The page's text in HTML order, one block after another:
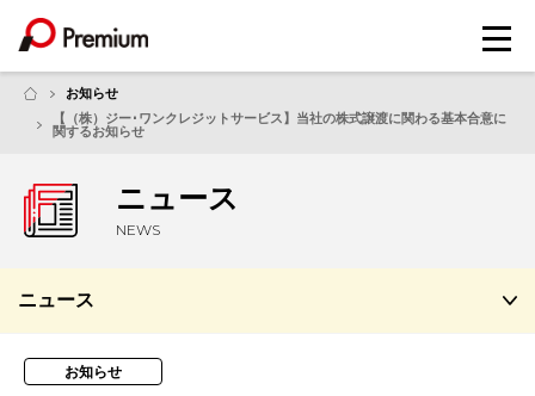
メ
ニ
ー
お知らせ
【（株）ジー･ワンクレジットサービス】当社の株式譲渡に関わる基本合意に
関するお知らせ
ニュース
NEWS
ニュース
お知らせ